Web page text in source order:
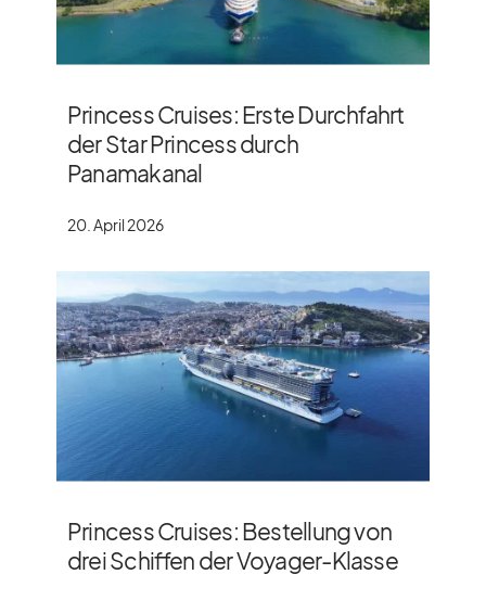
Princess Cruises: Erste Durchfahrt
der Star Princess durch
Panamakanal
20. April 2026
Princess Cruises: Bestellung von
drei Schiffen der Voyager-Klasse